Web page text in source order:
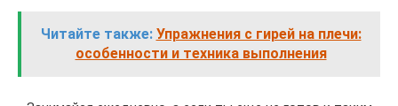
Читайте также: Упражнения с гирей на плечи:
особенности и техника выполнения